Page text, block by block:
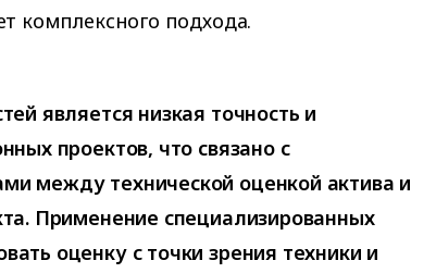
комплексного подхода.
является низкая точность и
проектов, что связано с
между технической оценкой актива и
Применение специализированных
оценку с точки зрения техники и